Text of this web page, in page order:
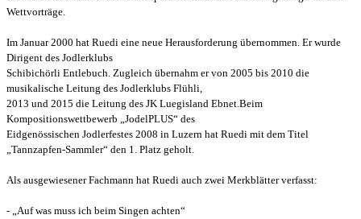
Wettvorträge.
Im Januar 2000 hat Ruedi eine neue Herausforderung übernommen. Er wurde
Dirigent des Jodlerklubs
Schibichörli Entlebuch. Zugleich übernahm er von 2005 bis 2010 die
musikalische Leitung des Jodlerklubs Flühli,
2013 und 2015 die Leitung des JK Luegisland Ebnet.Beim
Kompositionswettbewerb „JodelPLUS“ des
Eidgenössischen Jodlerfestes 2008 in Luzern hat Ruedi mit dem Titel
„Tannzapfen-Sammler“ den 1. Platz geholt.
Als ausgewiesener Fachmann hat Ruedi auch zwei Merkblätter verfasst:
- „Auf was muss ich beim Singen achten“